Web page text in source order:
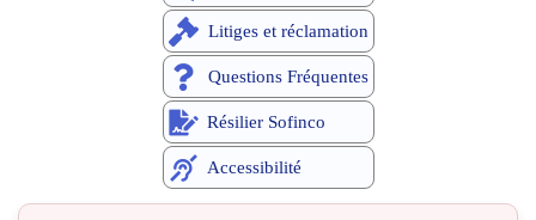
Litiges et réclamation
Questions Fréquentes
Résilier Sofinco
Accessibilité